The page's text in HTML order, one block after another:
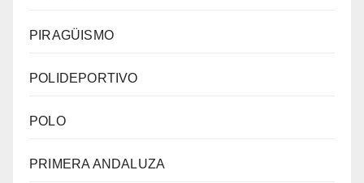
PIRAGÜISMO
POLIDEPORTIVO
POLO
PRIMERA ANDALUZA